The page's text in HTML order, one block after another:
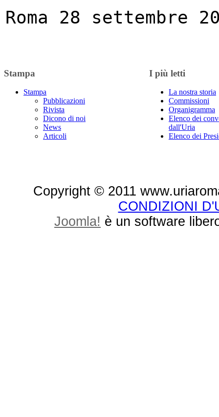
Roma 28 settembre
Stampa
Stampa
Pubblicazioni
Rivista
Dicono di noi
News
Articoli
I più letti
La nostra storia
Commissioni
Organigramma
Elenco dei
dall'Uria
Elenco dei
Copyright © 2011
CONDIZIONI
Joomla! è un software